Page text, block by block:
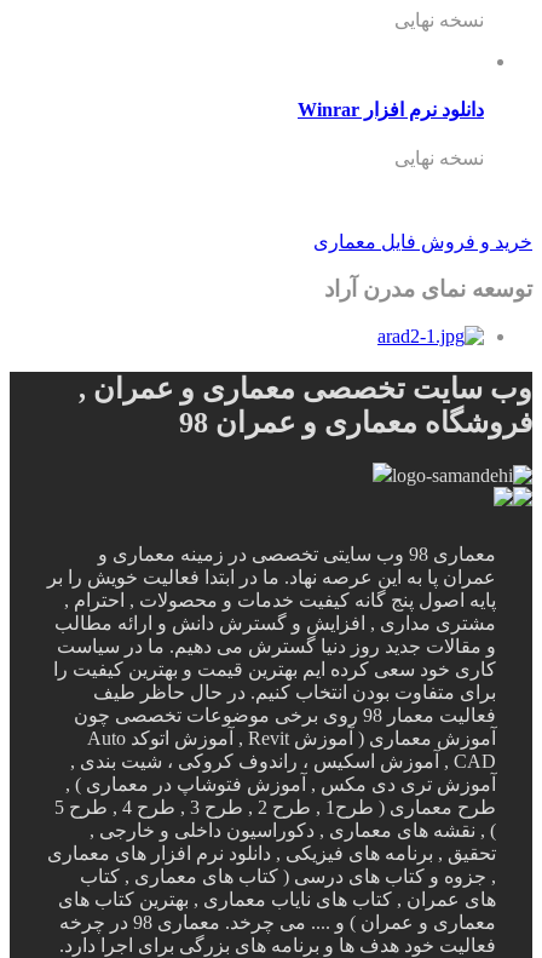
نسخه نهایی
دانلود نرم افزار Winrar
نسخه نهایی
خرید و فروش فایل معماری
توسعه نمای مدرن آراد
وب سایت تخصصی معماری و عمران ,
فروشگاه معماری و عمران 98
معماری 98 وب سایتی تخصصی در زمینه معماری و
عمران پا به این عرصه نهاد. ما در ابتدا فعالیت خویش را بر
پایه اصول پنج گانه کیفیت خدمات و محصولات , احترام ,
مشتری مداری , افزایش و گسترش دانش و ارائه مطالب
و مقالات جدید روز دنیا گسترش می دهیم. ما در سیاست
کاری خود سعی کرده ایم بهترین قیمت و بهترین کیفیت را
برای متفاوت بودن انتخاب کنیم. در حال حاظر طیف
فعالیت معمار 98 روی برخی موضوعات تخصصی چون
آموزش معماری ( آموزش Revit , آموزش اتوکد Auto
CAD , آموزش اسکیس ، راندوف کروکی ، شیت بندی ,
آموزش تری دی مکس , آموزش فتوشاپ در معماری ) ,
طرح معماری ( طرح1 , طرح 2 , طرح 3 , طرح 4 , طرح 5
) , نقشه های معماری , دکوراسیون داخلی و خارجی ,
تحقیق , برنامه های فیزیکی , دانلود نرم افزار های معماری
, جزوه و کتاب های درسی ( کتاب های معماری , کتاب
های عمران , کتاب های نایاب معماری , بهترین کتاب های
معماری و عمران ) و .... می چرخد. معماری 98 در چرخه
فعالیت خود هدف ها و برنامه های بزرگی برای اجرا دارد.